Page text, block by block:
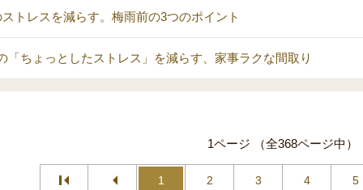
トレスを減らす。梅雨前の3つのポイント
「ちょっとしたストレス」を減らす、家事ラクな間取り
1ページ （全368ページ中）
1 2 3 4 5